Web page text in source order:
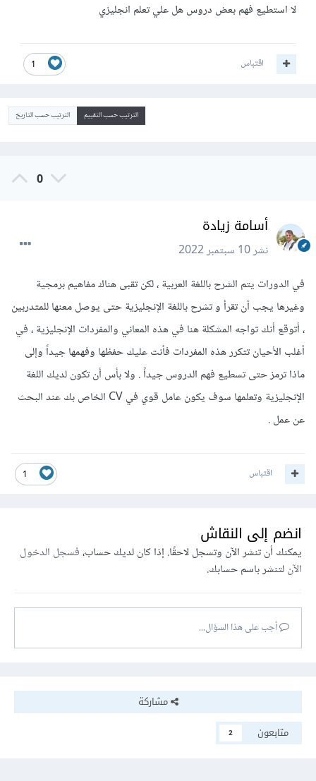
لا استطيع فهم بعض دروس هل علي تعلم انجليزي
1 اقتباس
الترتيب حسب التقييم الترتيب حسب التاريخ
0
أسامة زيادة
نشر10 سبتمبر 2022
في الدورات يتم الشرح باللغة العربية ، لكن تقبى هناك مفاهيم برمجية
وغيرها يجب أن تقرأ و تشرح باللغة الإنجليزية حتى يوصل معنها للمتدربين
، أتوقع أنك تواجه المشكلة هنا في هذه المعاني والمفردات الإنجليزية ، في
أغلب الأحيان تتكرر هذه المفردات فأنت عليك حفظها وفهمها جيداً وإلى
ماذا ترمز حتى تسطيع فهم الدروس جيداً . ولا بأس أن تكون لديك اللغة
الإنجليزية وتعلمها سوف يكون عامل قوي في CV الخاص بك عند البحث
عن عمل .
1 اقتباس
انضم إلى النقاش
يمكنك أن تنشر الآن وتسجل لاحقًا. إذا كان لديك حساب،فسجل الدخول
الآنلتنشر باسم حسابك.
أجب على هذا السؤال...
مشاركة
متابعون
2